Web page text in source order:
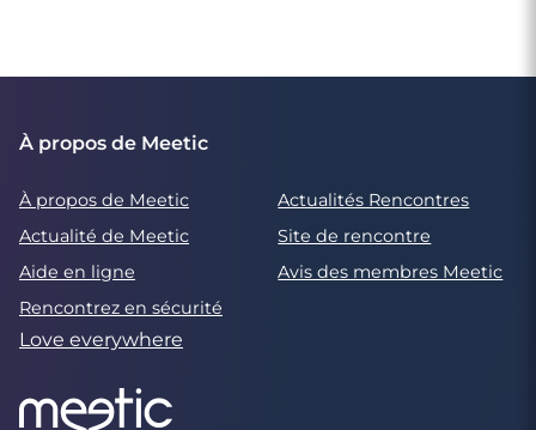
À propos de Meetic
À propos de Meetic
Actualités Rencontres
Actualité de Meetic
Site de rencontre
Aide en ligne
Avis des membres Meetic
Rencontrez en sécurité
Love everywhere